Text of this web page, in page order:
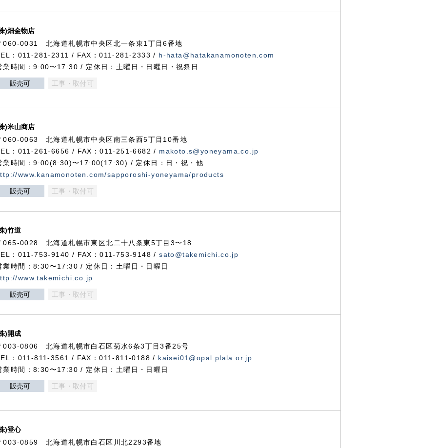
)畑金物店
060-0031 北海道札幌市中央区北一条東1丁目6番地
：011-281-2311 / FAX：011-281-2333 / h-hata@hatakanamonoten.com
業時間：9:00〜17:30 / 定休日：土曜日・日曜日・祝祭日
販売可 工事・取付可
)米山商店
060-0063 北海道札幌市中央区南三条西5丁目10番地
：011-261-6656 / FAX：011-251-6682 / makoto.s@yoneyama.co.jp
業時間：9:00(8:30)〜17:00(17:30) / 定休日：日・祝・他
www.kanamonoten.com/sapporoshi-yoneyama/products
販売可 工事・取付可
)竹道
065-0028 北海道札幌市東区北二十八条東5丁目3〜18
：011-753-9140 / FAX：011-753-9148 /sato@takemichi.co.jp
業時間：8:30〜17:30 / 定休日：土曜日・日曜日
www.takemichi.co.jp
販売可 工事・取付可
)開成
003-0806 北海道札幌市白石区菊水6条3丁目3番25号
：011-811-3561 / FAX：011-811-0188 / kaisei01@opal.plala.or.jp
業時間：8:30〜17:30 / 定休日：土曜日・日曜日
販売可 工事・取付可
)登心
003-0859 北海道札幌市白石区川北2293番地